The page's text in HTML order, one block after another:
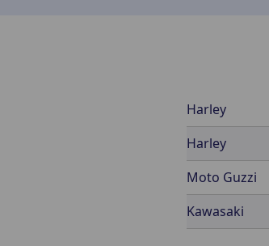
Harley
Harley
Moto Guzzi
Kawasaki